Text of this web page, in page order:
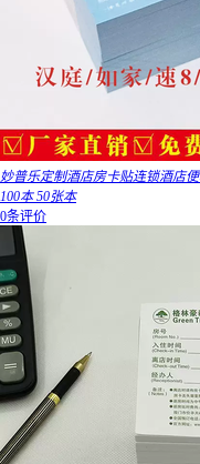
妙普乐定制酒店房卡贴连锁酒店
100本 50张本
0条评价